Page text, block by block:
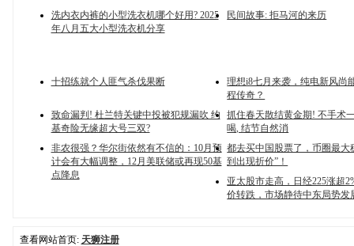
洗内衣内裤的小型洗衣机哪个好用? 2025
年八月五大小型洗衣机分享
民间故事: 拒马河的来历
十招练就个人匪气杀伐果断
理想i8七月来袭，纯电新风尚
程传奇？
致命漏判! 杜兰特关键中投被犯规漏吹 约
基奇险无缘超大号三双?
抓住春天散结黄金期! 不手术
喝, 结节自然消
非农很强？华尔街依然有不信的：10月预
计会有大幅调整，12月美联储或再现50基
点降息
都去买中国股票了，币圈最大
到出现折价”！
亚太股市走高，日经225涨超
价转跌，市场静待中东局势发
查看网站首页: 天狮注册